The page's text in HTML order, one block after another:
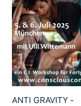
ANTI GRAVITY -